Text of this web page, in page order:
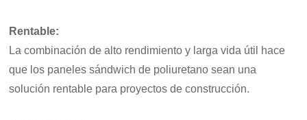
Rentable:
La combinación de alto rendimiento y larga vida útil hace
que los paneles sándwich de poliuretano sean una
solución rentable para proyectos de construcción.